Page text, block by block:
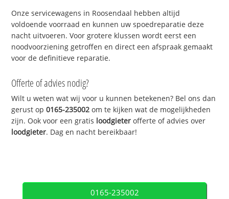
Onze servicewagens in Roosendaal hebben altijd
voldoende voorraad en kunnen uw spoedreparatie deze
nacht uitvoeren. Voor grotere klussen wordt eerst een
noodvoorziening getroffen en direct een afspraak gemaakt
voor de definitieve reparatie.
Offerte of advies nodig?
Wilt u weten wat wij voor u kunnen betekenen? Bel ons dan
gerust op0165-235002 om te kijken wat de mogelijkheden
zijn. Ook voor een gratis loodgieter offerte of advies over
loodgieter. Dag en nacht bereikbaar!
0165-235002